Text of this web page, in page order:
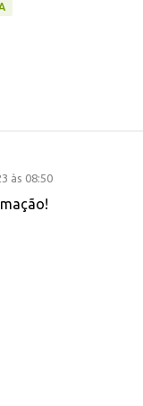
às 08:50